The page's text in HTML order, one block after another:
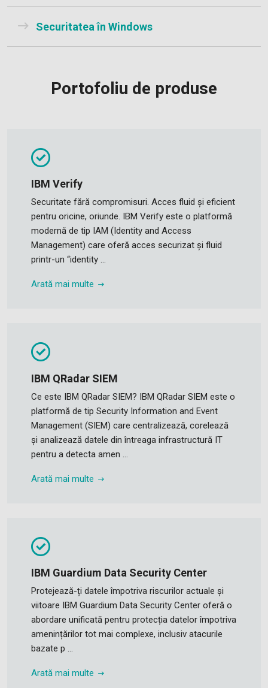
Securitatea în Windows
Portofoliu de produse
IBM Verify
Securitate fără compromisuri. Acces fluid și eficient
pentru oricine, oriunde. IBM Verify este o platformă
modernă de tip IAM (Identity and Access
Management) care oferă acces securizat și fluid
printr-un “identity ...
Arată mai multe
IBM QRadar SIEM
Ce este IBM QRadar SIEM? IBM QRadar SIEM este o
platformă de tip Security Information and Event
Management (SIEM) care centralizează, corelează
și analizează datele din întreaga infrastructură IT
pentru a detecta amen ...
Arată mai multe
IBM Guardium Data Security Center
Protejează-ți datele împotriva riscurilor actuale și
viitoare IBM Guardium Data Security Center oferă o
abordare unificată pentru protecția datelor împotriva
amenințărilor tot mai complexe, inclusiv atacurile
bazate p ...
Arată mai multe